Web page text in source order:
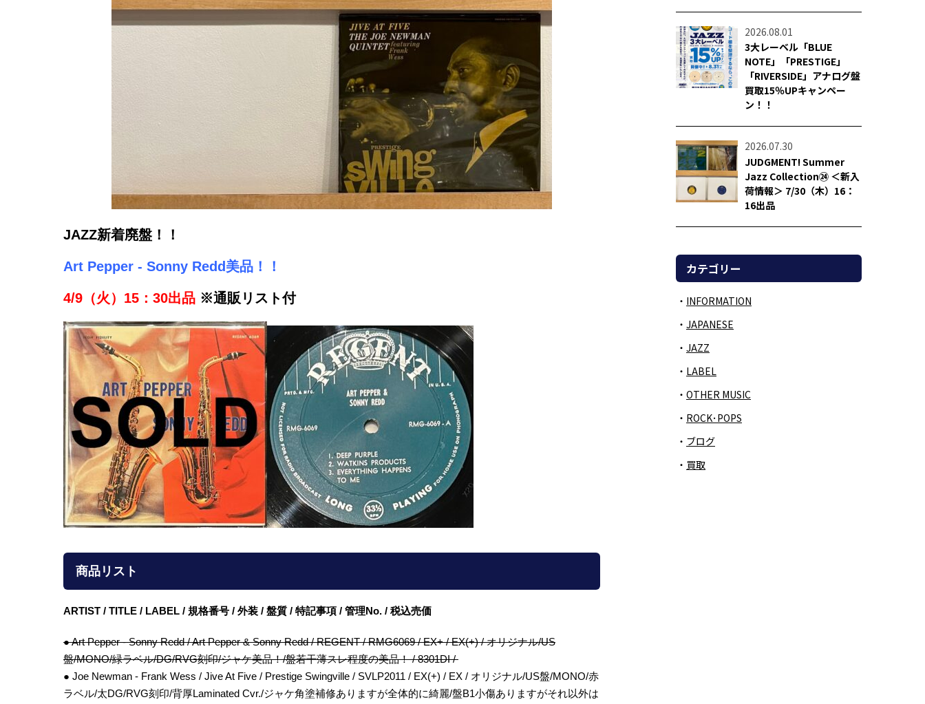
JAZZ新着廃盤！！
Art Pepper - Sonny Redd美品！！
4/9（火）15：30出品 ※通販リスト付
商品リスト
ARTIST / TITLE / LABEL / 規格番号 / 外装 / 盤質 / 特記事項 / 管理No. / 税込売価
● Art Pepper - Sonny Redd / Art Pepper & Sonny Redd / REGENT / RMG6069 / EX+ / EX(+) / オリジナル/US
盤/MONO/緑ラベル/DG/RVG刻印/ジャケ美品！/盤若干薄スレ程度の美品！ / 8301DI /
● Joe Newman - Frank Wess / Jive At Five / Prestige Swingville / SVLP2011 / EX(+) / EX / オリジナル/US盤/MONO/赤
ラベル/太DG/RVG刻印/背厚Laminated Cvr./ジャケ角塗補修ありますが全体的に綺麗/盤B1小傷ありますがそれ以外は
2026.08.01
3大レーベル「BLUE
NOTE」「PRESTIGE」
「RIVERSIDE」アナログ盤
買取15％UPキャンペー
ン！！
2026.07.30
JUDGMENT! Summer
Jazz Collection㉔ ＜新入
荷情報＞ 7/30（木）16：
16出品
カテゴリー
INFORMATION
JAPANESE
JAZZ
LABEL
OTHER MUSIC
ROCK･POPS
ブログ
買取